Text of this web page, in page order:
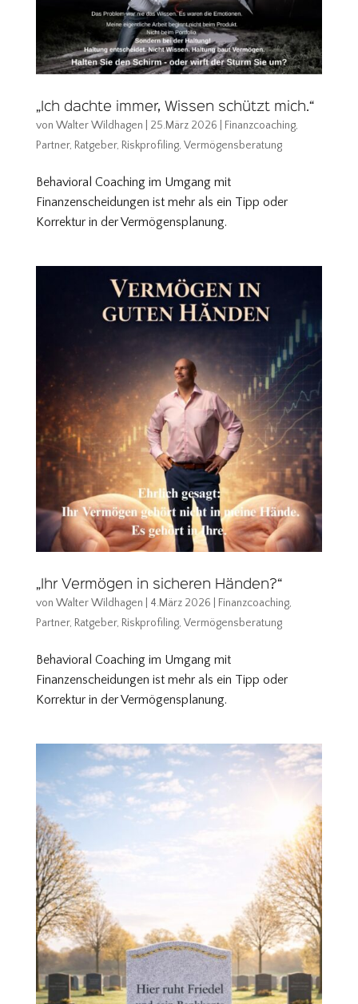
„Ich dachte immer, Wissen schützt mich.“
von Walter Wildhagen 25.März 2026 Finanzcoaching,
Partner, Ratgeber, Riskprofiling, Vermögensberatung
Behavioral Coaching im Umgang mit
Finanzenscheidungen ist mehr als ein Tipp oder
Korrektur in der Vermögensplanung.
„Ihr Vermögen in sicheren Händen?“
von Walter Wildhagen 4.März 2026 Finanzcoaching,
Partner, Ratgeber, Riskprofiling, Vermögensberatung
Behavioral Coaching im Umgang mit
Finanzenscheidungen ist mehr als ein Tipp oder
Korrektur in der Vermögensplanung.